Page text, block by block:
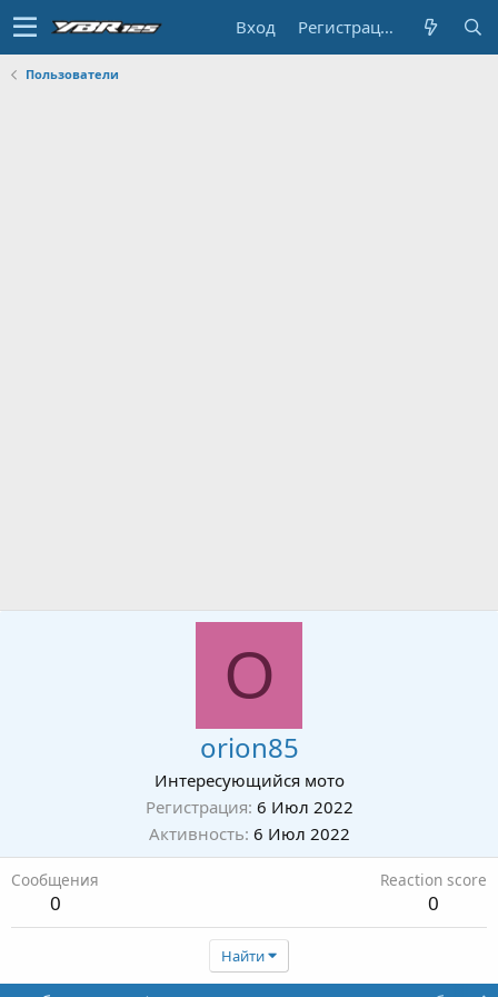
Вход Регистрация
Пользователи
O
orion85
Интересующийся мото
Регистрация 6 Июл 2022
Активность 6 Июл 2022
Сообщения
0
Reaction score
0
Найти